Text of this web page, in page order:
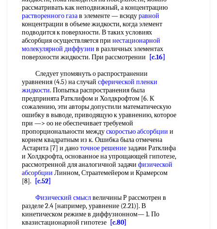
рассматривать как неподвижный, а концентрацию
растворенного газав элементе — всюдуравной
концентрации в объеме жидкости, когда элемент
подводится к поверхности. В таких условиях
абсорбция осуществляется при нестационарной
молекулярной диффузии в различных элементах
поверхности жидкости. При рассмотрении
[c.16]
Следует упомянуть о распространении
уравнения (4.5) на случай сферической пленки
жидкости. Попытка распространения была
предпринята Ратклифом и Холдкрофтом [6. К
сожалению, эти авторы допустили математическую
ошибку в выводе, приводящую к уравнению, которое
при —> оо не обеспечивает требуемой
пропорциональности междускоростью абсорбции и
корнем квадратным из к. Ошибка была отмечена
Астарита [7] и даноточное решениезадачи Ратклифа
и Холдкрофта, основанное на упрощающей гипотезе,
рассмотренной для аналогичной задачи физической
абсорбции Линном, Страатемейером и Крамерсом
[8].
[c.52]
Физический смыслвеличины Р рассмотрен в
разделе 2.4 [например, уравнение (2.21)]. В
кинетическом режиме в диффузионном— 1. По
квазистационариой гипотезе [c.80]